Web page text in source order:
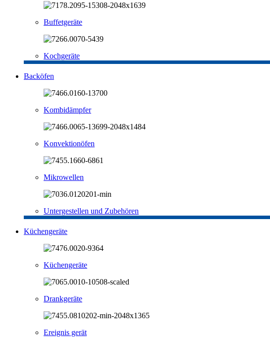
Buffetgeräte
Kochgeräte
Backöfen
Kombidämpfer
Konvektionöfen
Mikrowellen
Untergestellen und Zubehören
Küchengeräte
Küchengeräte
Drankgeräte
Ereignis gerät